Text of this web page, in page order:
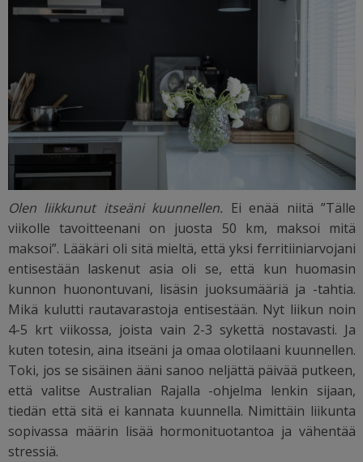
Olen liikkunut itseäni kuunnellen. Ei enää niitä ”Tälle
viikolle tavoitteenani on juosta 50 km, maksoi mitä
maksoi”. Lääkäri oli sitä mieltä, että yksi ferritiiniarvojani
entisestään laskenut asia oli se, että kun huomasin
kunnon huonontuvani, lisäsin juoksumääriä ja -tahtia.
Mikä kulutti rautavarastoja entisestään. Nyt liikun noin
4-5 krt viikossa, joista vain 2-3 sykettä nostavasti. Ja
kuten totesin, aina itseäni ja omaa olotilaani kuunnellen.
Toki, jos se sisäinen ääni sanoo neljättä päivää putkeen,
että valitse Australian Rajalla -ohjelma lenkin sijaan,
tiedän että sitä ei kannata kuunnella. Nimittäin liikunta
sopivassa määrin lisää hormonituotantoa ja vähentää
stressiä.